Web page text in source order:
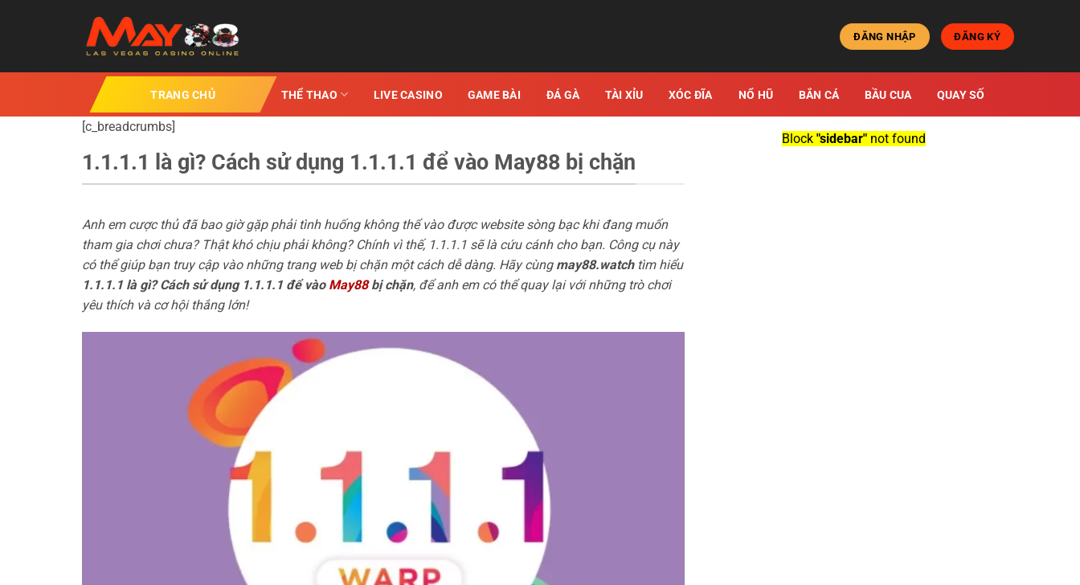
dung
ĐĂNG NHẬP ĐĂNG KÝ
TRANG CHỦ THỂ THAO LIVE CASINO GAME BÀI ĐÁ GÀ TÀI XỈU XÓC ĐĨA NỔ HŨ BẮN CÁ BẦU CUA QUAY SỐ
[c_breadcrumbs]
1.1.1.1 là gì? Cách sử dụng 1.1.1.1 để vào May88 bị chặn
Anh em cược thủ đã bao giờ gặp phải tình huống không thể vào được website sòng bạc khi đang muốn
tham gia chơi chưa? Thật khó chịu phải không? Chính vì thế, 1.1.1.1 sẽ là cứu cánh cho bạn. Công cụ này
có thể giúp bạn truy cập vào những trang web bị chặn một cách dễ dàng. Hãy cùng may88.watch tìm hiểu
1.1.1.1 là gì? Cách sử dụng 1.1.1.1 để vào May88bị chặn, để anh em có thể quay lại với những trò chơi
yêu thích và cơ hội thắng lớn!
Block "sidebar"not found